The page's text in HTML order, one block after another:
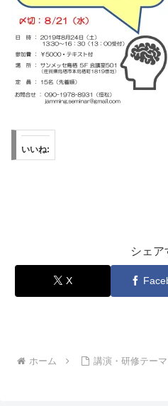
いいね:
シェア
X
ホーム 講演・研修テーマ